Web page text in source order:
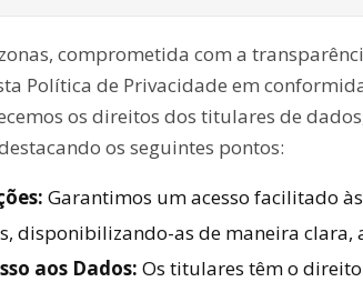
comprometida com a
Política de Privacidade em
os direitos dos titulares de
os seguintes pontos:
Garantimos um acesso facilitado
disponibilizando-as de maneira clara,
aos Dados: Os titulares têm o